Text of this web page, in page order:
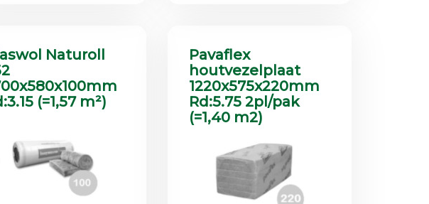
Naturoll
(=1,57 m²)
Pavaflex
houtvezelplaat
1220x575x220mm
Rd:5.75 2pl/pak
(=1,40 m2)